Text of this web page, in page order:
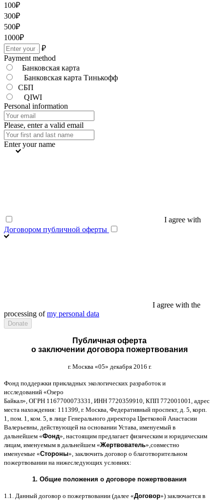
100₽
300₽
500₽
1000₽
₽
Payment method
Банковская карта
Банковская карта Тинькофф
СБП
QIWI
Personal information
Please, enter a valid email
Enter your name
I agree with
Договором публичной оферты
I agree with the
processing ofmy personal data
Публичная оферта
о заключении договора пожертвования
г. Москва «05» декабря 2016 г.
Фонд поддержки прикладных экологических разработок и
исследований «Озеро
Байкал», ОГРН 1167700073331, ИНН 7720359910, КПП 772001001, адрес
места нахождения: 111399, г. Москва Федеративный проспект, д . 5, корп
1, пом . 1, ком . 5, в лице Генерального директора Цветковой Анастасии
Валерьевны действующей на основании Устава именуемый в
дальнейшем «Фонд», настоящим предлагает физическим и юридическим
лицам именуемым в дальнейшем «Жертвователь», совместно
именуемые «Стороны», заключить договор o благотворительном
пожертвовании на нижеследующих условиях:
1. Общие положения o договоре пожертвования
1.1. Данный договор о пожертвовании (далее «Договор») заключается в